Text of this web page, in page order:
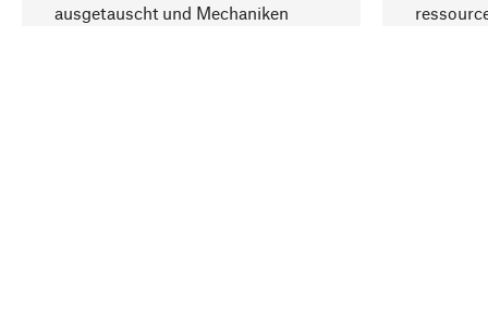
ausgetauscht und Mechaniken